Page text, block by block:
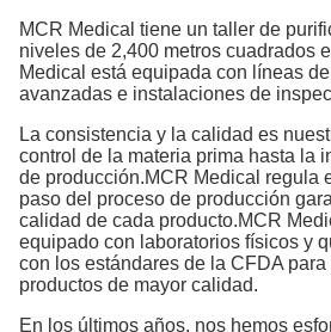
MCR Medical tiene un taller de
niveles de 2,400 metros cuadrados
Medical está equipada con líneas
avanzadas e instalaciones de
La consistencia y la calidad es
control de la materia prima hasta la
de producción.MCR Medical regula
paso del proceso de producción
calidad de cada producto.MCR
equipado con laboratorios físicos y
con los estándares de la CFDA
productos de mayor calidad.
En los últimos años, nos hemos